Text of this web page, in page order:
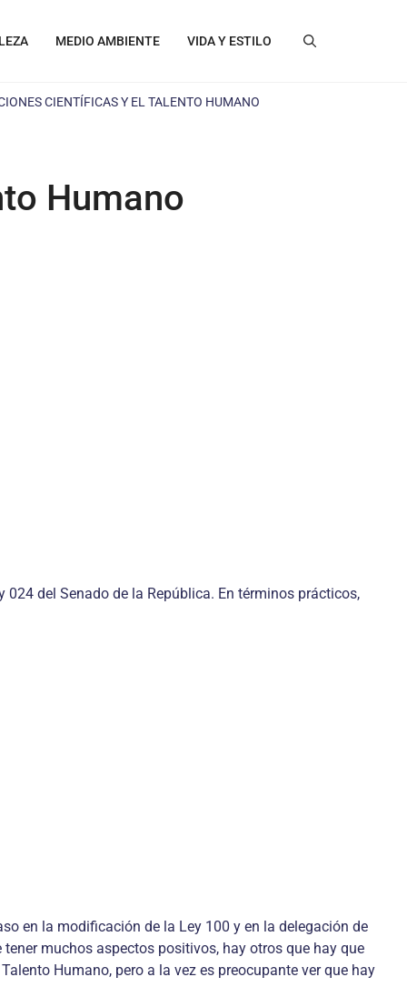
MEDIO AMBIENTE VIDA Y ESTILO
CIENTÍFICAS Y EL TALENTO HUMANO
Humano
del Senado de la República. En términos prácticos,
en la modificación de la Ley 100 y en la delegación de
muchos aspectos positivos, hay otros que hay que
Humano, pero a la vez es preocupante ver que hay